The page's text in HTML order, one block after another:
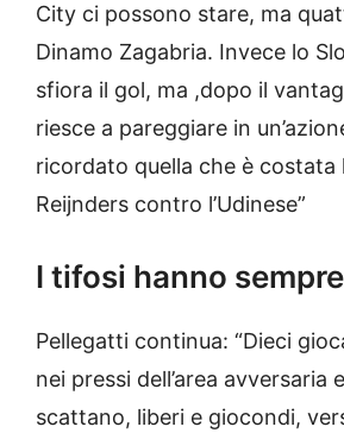
City ci possono stare, ma
Dinamo Zagabria. Invece lo
sfiora il gol, ma ,dopo il
riesce a pareggiare in
ricordato quella che è costata
Reijnders contro l’Udinese”
I tifosi hanno
Pellegatti continua: “Dieci
nei pressi dell’area avversaria
scattano, liberi e giocondi,